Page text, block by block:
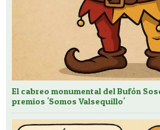
El cabreo monumental del Bufón
premios 'Somos Valsequillo'